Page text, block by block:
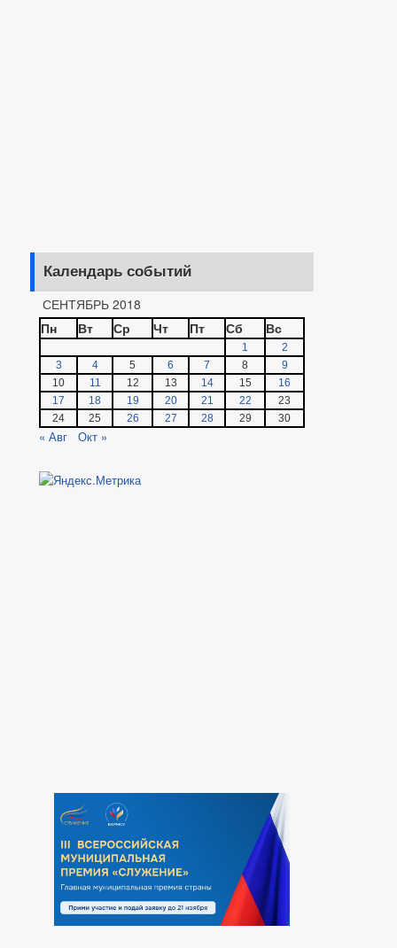
Календарь событий
СЕНТЯБРЬ 2018
Пн
Вт Ср Чт Пт Сб Вс
1
2
3
4 5 6 7 8
9
10
11 12 13 14 15
16
17
18 19 20 21 22
23
24
25 26 27 28 29 30
« Авг Окт »